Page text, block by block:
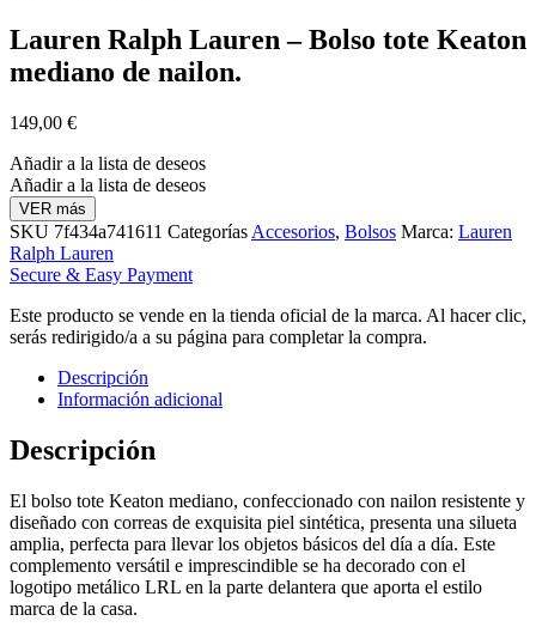
Lauren Ralph Lauren – Bolso tote Keaton
mediano de nailon.
149,00 €
Añadir a la lista de deseos
Añadir a la lista de deseos
VER más
SKU 7f434a741611 Categorías Accesorios, Bolsos Marca: Lauren
Ralph Lauren
Secure & Easy Payment
Este producto se vende en la tienda oficial de la marca. Al hacer clic,
serás redirigido/a a su página para completar la compra.
Descripción
Información adicional
Descripción
El bolso tote Keaton mediano, confeccionado con nailon resistente y
diseñado con correas de exquisita piel sintética, presenta una silueta
amplia, perfecta para llevar los objetos básicos del día a día. Este
complemento versátil e imprescindible se ha decorado con el
logotipo metálico LRL en la parte delantera que aporta el estilo
marca de la casa.